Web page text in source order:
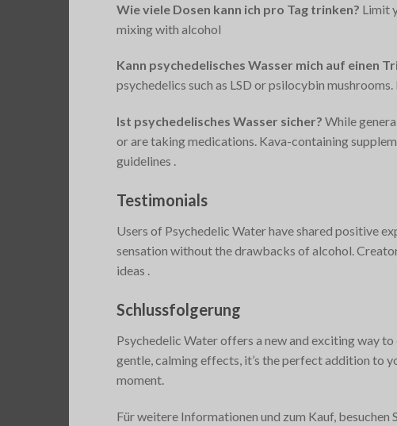
Wie viele Dosen kann ich pro Tag trinken? Limit
mixing with alcohol​
Kann psychedelisches Wasser mich auf einen
psychedelics such as LSD or psilocybin
Ist psychedelisches Wasser sicher? While
or are taking medications. Kava-containing
guidelines​ .
Testimonials
Users of Psychedelic Water have shared positive
sensation without the drawbacks of alcohol.
ideas​ .
Schlussfolgerung
Psychedelic Water offers a new and exciting way
gentle, calming effects, it’s the perfect addition to
moment.
Für weitere Informationen und zum Kauf, besuchen